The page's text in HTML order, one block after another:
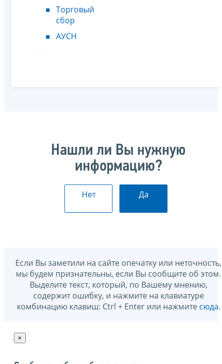
Торговый
сбор
АУСН
Нашли ли Вы нужную
информацию?
Нет Да
Если Вы заметили на сайте опечатку или неточность,
мы будем признательны, если Вы сообщите об этом.
Выделите текст, который, по Вашему мнению,
содержит ошибку, и нажмите на клавиатуре
комбинацию клавиш: Ctrl + Enter или нажмите сюда.
×